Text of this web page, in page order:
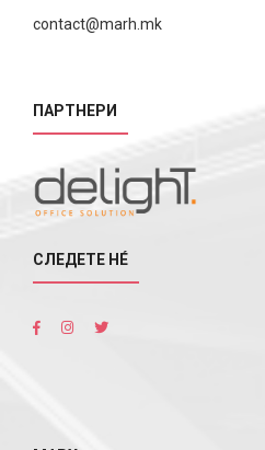
contact@marh.mk
ПАРТНЕРИ
СЛЕДЕТЕ НÉ